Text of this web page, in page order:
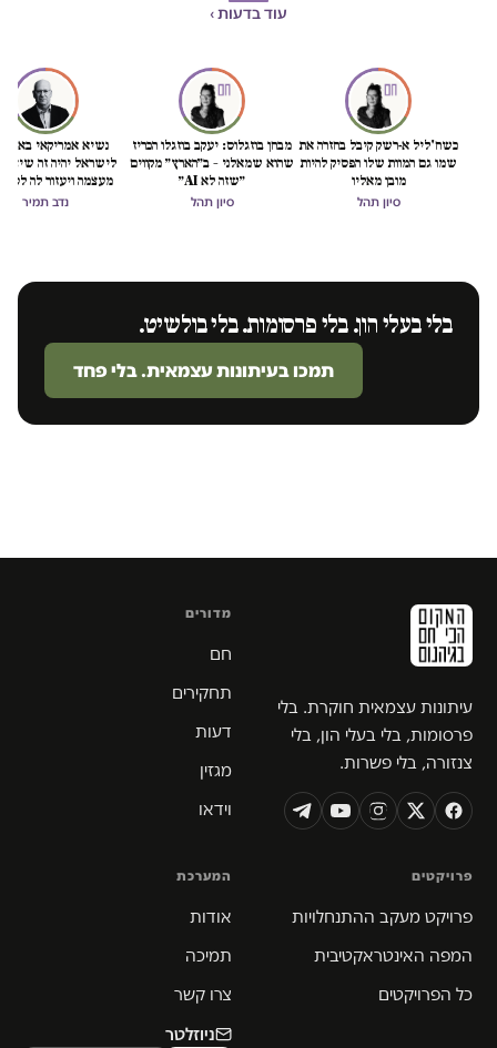
עוד בדעות ›
כשח'ליל א-רשק קיבל בחזרה את
שמו גם המוות שלו הפסיק להיות
מובן מאליו
סיון תהל
מבחן בוזגלוס: יעקב בוזגלו הכריז
שהוא שמאלני – ב״הארץ״ מקווים
״שזה לא AI״
סיון תהל
נשיא אמריקאי באמת
לישראל יהיה זה
מעצמה ויעזור לה
הכיבוש
נדב תמיר
בלי בעלי הון. בלי פרסומות. בלי בולשיט.
תמכו בעיתונות עצמאית. בלי פחד
עיתונות עצמאית חוקרת. בלי
פרסומות, בלי בעלי הון, בלי
צנזורה, בלי פשרות.
מדורים
חם
תחקירים
דעות
מגזין
וידאו
פרויקטים
פרויקט מעקב ההתנחלויות
המפה האינטראקטיבית
כל הפרויקטים
המערכת
אודות
תמיכה
צרו קשר
ניוזלטר